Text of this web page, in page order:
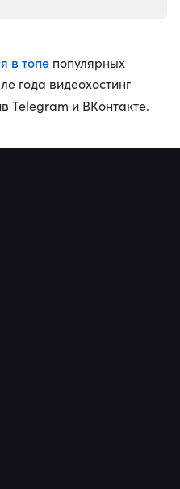
в топе популярных
года видеохостинг
Telegram и ВКонтакте.